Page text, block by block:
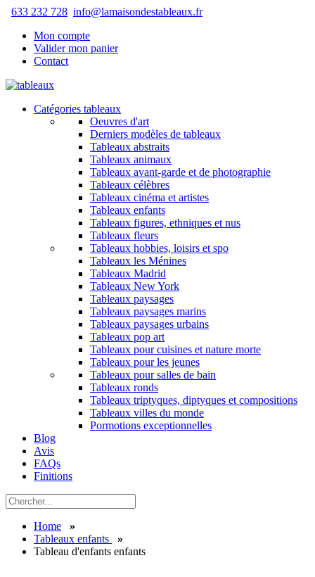
633 232 728 info@lamaisondestableaux.fr
Mon compte
Valider mon panier
Contact
Catégories tableaux
Oeuvres d'art
Derniers modèles de tableaux
Tableaux abstraits
Tableaux animaux
Tableaux avant-garde et de photographie
Tableaux célèbres
Tableaux cinéma et artistes
Tableaux enfants
Tableaux figures, ethniques et nus
Tableaux fleurs
Tableaux hobbies, loisirs et spo
Tableaux les Ménines
Tableaux Madrid
Tableaux New York
Tableaux paysages
Tableaux paysages marins
Tableaux paysages urbains
Tableaux pop art
Tableaux pour cuisines et nature morte
Tableaux pour les jeunes
Tableaux pour salles de bain
Tableaux ronds
Tableaux triptyques, diptyques et compositions
Tableaux villes du monde
Pormotions exceptionnelles
Blog
Avis
FAQs
Finitions
Home
»
Tableaux enfants
»
Tableau d'enfants enfants